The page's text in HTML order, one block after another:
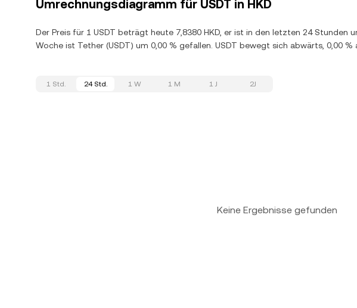
Umrechnungsdiagramm für USDT in HKD
Der Preis für 1 USDT beträgt heute 7,8380 HKD, er ist in den letzten 24 Stunden
Woche ist Tether (USDT) um 0,00 % gefallen. USDT bewegt sich abwärts, 0,00
1 Std. 24 Std. 1 W 1 M 1 J 2J
Keine Ergebnisse gefunden